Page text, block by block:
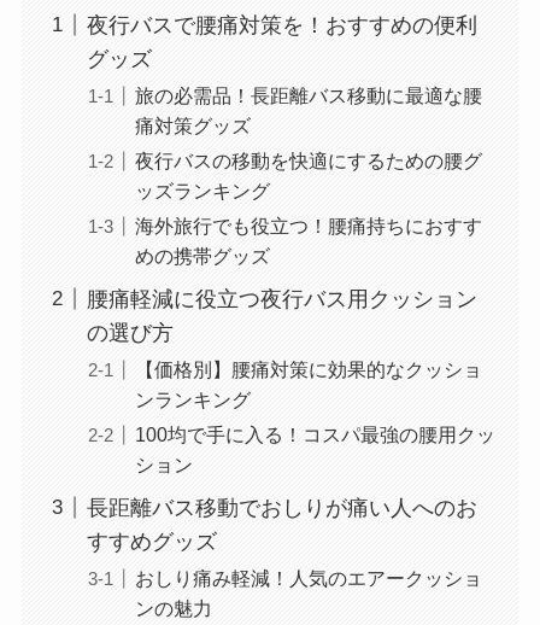
夜行バスで腰痛対策を！おすすめの便利
グッズ
旅の必需品！長距離バス移動に最適な腰
痛対策グッズ
夜行バスの移動を快適にするための腰グ
ッズランキング
海外旅行でも役立つ！腰痛持ちにおすす
めの携帯グッズ
腰痛軽減に役立つ夜行バス用クッション
の選び方
【価格別】腰痛対策に効果的なクッショ
ンランキング
100均で手に入る！コスパ最強の腰用クッ
ション
長距離バス移動でおしりが痛い人へのお
すすめグッズ
おしり痛み軽減！人気のエアークッショ
ンの魅力